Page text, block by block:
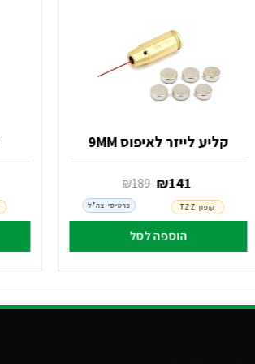
קליע לייזר לאיפוס 9MM
‏ ₪
189 141
הוספה לסל
כרטיסי צה"ל קופון TZZ